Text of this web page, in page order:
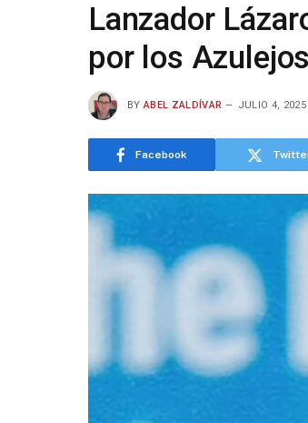
Lanzador
por los
BY ABEL ZALDÍVAR JULIO 4, 2025
Facebook